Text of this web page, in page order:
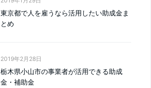
東京都で人を雇うなら活用したい助成金ま
とめ
2019年2月28日
栃木県小山市の事業者が活用できる助成
金・補助金